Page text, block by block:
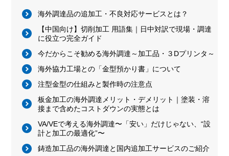
海外調達品の追加工・不良対応サービスとは？
【中国向け】切削加工 用語集｜日中対訳で現場・調達
に役立つ完全ガイド
今だからこそ勧める海外調達～加工品・３Dプリンタ～
海外協力工場との「金型預かり書」について
注型金型の仕組みと製作時の注意点
板金加工の海外調達メリット・デメリット｜塗装・溶
接まで含めたコストダウンの実態とは
VA/VEで考える海外調達〜「安い」だけじゃない、“設
計と加工の最適化”〜
鋳造加工品の海外調達と国内追加工サービスのご紹介